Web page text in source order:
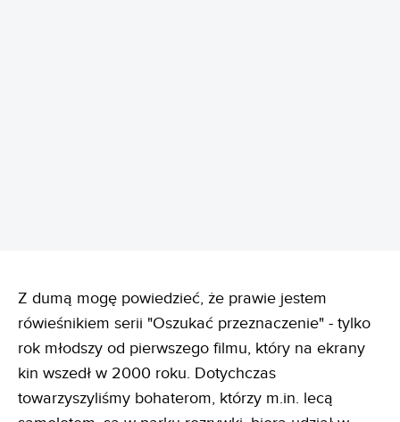
Z dumą mogę powiedzieć, że prawie jestem
rówieśnikiem serii "Oszukać przeznaczenie" - tylko
rok młodszy od pierwszego filmu, który na ekrany
kin wszedł w 2000 roku. Dotychczas
towarzyszyliśmy bohaterom, którzy m.in. lecą